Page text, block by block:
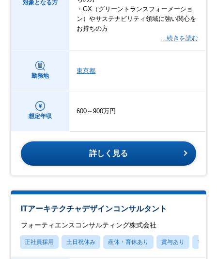
対象となる方
・GX（グリーントランスフォーメーショ
ン）やサステナビリティ領域に強い関心を
お持ちの方
…続きを読む
勤務地
東京都
想定年収
600～900万円
詳しく見る
ITアーキテクチャデザインコンサルタント
フォーティエンスコンサルティング株式会社
正社員採用 土日祝休み 産休・育休あり 賞与あり フレッ